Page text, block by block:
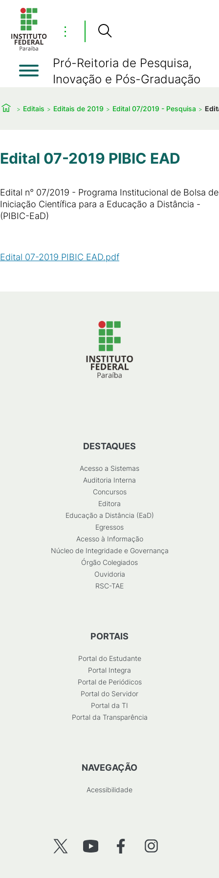
⋮
Pró-Reitoria de Pesquisa,
Inovação e Pós-Graduação
Editais Editais de 2019 Edital 07/2019 - Pesquisa
Edital 07-2019 PIBIC EAD
Edital n° 07/2019 - Programa Institucional de Bolsa de
Iniciação Científica para a Educação a Distância -
(PIBIC-EaD)
Edital 07-2019 PIBIC EAD.pdf
DESTAQUES
Acesso a Sistemas
Auditoria Interna
Concursos
Editora
Educação a Distância (EaD)
Egressos
Acesso à Informação
Núcleo de Integridade e Governança
Órgão Colegiados
Ouvidoria
RSC-TAE
PORTAIS
Portal do Estudante
Portal Integra
Portal de Periódicos
Portal do Servidor
Portal da TI
Portal da Transparência
NAVEGAÇÃO
Acessibilidade